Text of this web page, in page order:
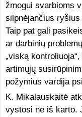
žmogui svarbioms
silpnėjančius
Taip pat gali
ar darbinių
„viską
artimųjų
požymius vardija
K. Mikalauskaitė
vystosi ne iš karto.